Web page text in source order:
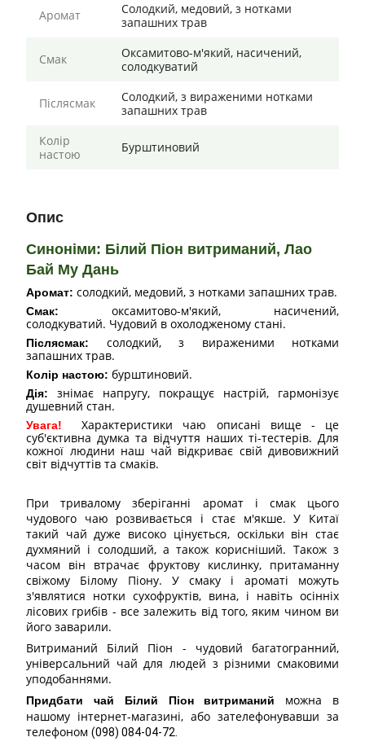
Аромат
Солодкий, медовий, з нотками
запашних трав
Смак
Оксамитово-м'який, насичений,
солодкуватий
Післясмак
Солодкий, з вираженими нотками
запашних трав
Колір
настою
Бурштиновий
Опис
Синоніми: Білий Піон витриманий, Лао
Бай Му Дань
Аромат: солодкий, медовий, з нотками запашних трав.
Смак:
оксамитово-м'який, насичений,
солодкуватий. Чудовий в охолодженому стані.
Післясмак:
солодкий, з вираженими нотками
запашних трав.
Колір настою: бурштиновий.
Дія:
знімає напругу, покращує настрій, гармонізує
душевний стан.
Увага!
Характеристики чаю описані вище - це
суб'єктивна думка та відчуття наших ті-тестерів. Для
кожної людини наш чай відкриває свій дивовижний
світ відчуттів та смаків.
При тривалому зберіганні аромат і смак цього
чудового чаю розвивається і стає м'якше. У Китаї
такий чай дуже високо цінується, оскільки він стає
духмяний і солодший, а також корисніший. Також з
часом він втрачає фруктову кислинку, притаманну
свіжому Білому Піону. У смаку і ароматі можуть
з'являтися нотки сухофруктів, вина, і навіть осінніх
лісових грибів - все залежить від того, яким чином ви
його заварили.
Витриманий Білий Піон - чудовий багатогранний,
універсальний чай для людей з різними смаковими
уподобаннями.
Придбати чай Білий Піон витриманий можна в
нашому інтернет-магазині, або зателефонувавши за
телефоном (098) 084-04-72.